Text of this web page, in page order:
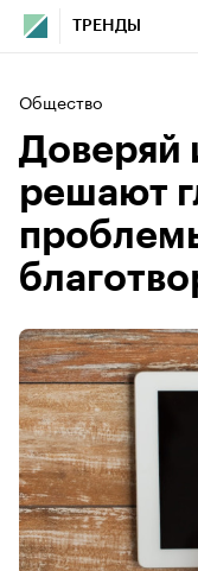
ТРЕНДЫ
Общество
Доверяй
решают